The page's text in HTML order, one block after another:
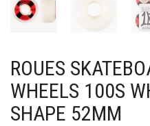
ROUES
WHEELS 100S
SHAPE 52MM